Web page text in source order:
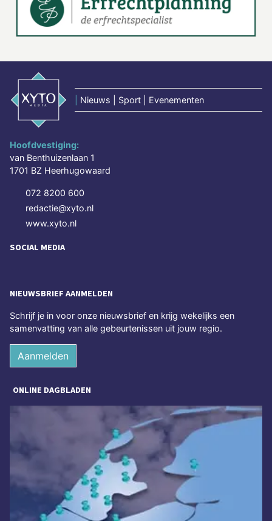
Nieuws | Sport | Evenementen
Hoofdvestiging:
van Benthuizenlaan 1
1701 BZ Heerhugowaard
072 8200 600
redactie@xyto.nl
www.xyto.nl
SOCIAL MEDIA
NIEUWSBRIEF AANMELDEN
Schrijf je in voor onze nieuwsbrief en krijg wekelijks een
samenvatting van alle gebeurtenissen uit jouw regio.
Aanmelden
ONLINE DAGBLADEN